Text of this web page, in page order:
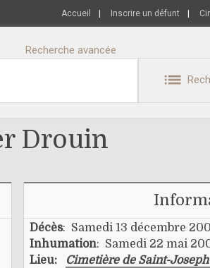
Accueil Inscrire un défunt
Recherche avancée
Drouin
Décès: Samedi 13 décembre
Inhumation: Samedi 22 mai
Lieu:
Cimetière de Saint-